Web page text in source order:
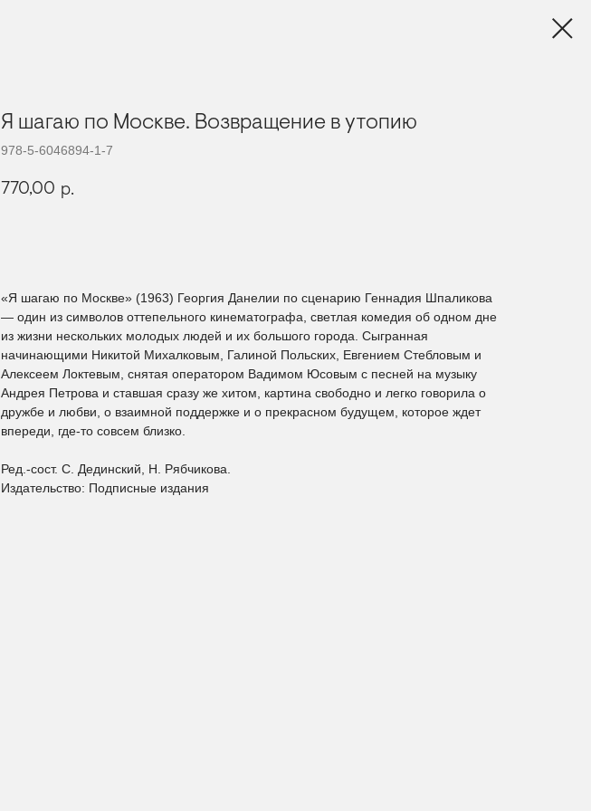
Я шагаю по Москве. Возвращение в утопию
978-5-6046894-1-7
770,00 р.
«Я шагаю по Москве» (1963) Георгия Данелии по сценарию Геннадия Шпаликова
— один из символов оттепельного кинематографа, светлая комедия об одном дне
из жизни нескольких молодых людей и их большого города. Сыгранная
начинающими Никитой Михалковым, Галиной Польских, Евгением Стебловым и
Алексеем Локтевым, снятая оператором Вадимом Юсовым с песней на музыку
Андрея Петрова и ставшая сразу же хитом, картина свободно и легко говорила о
дружбе и любви, о взаимной поддержке и о прекрасном будущем, которое ждет
впереди, где-то совсем близко.
Ред.-сост. С. Дединский, Н. Рябчикова.
Издательство: Подписные издания